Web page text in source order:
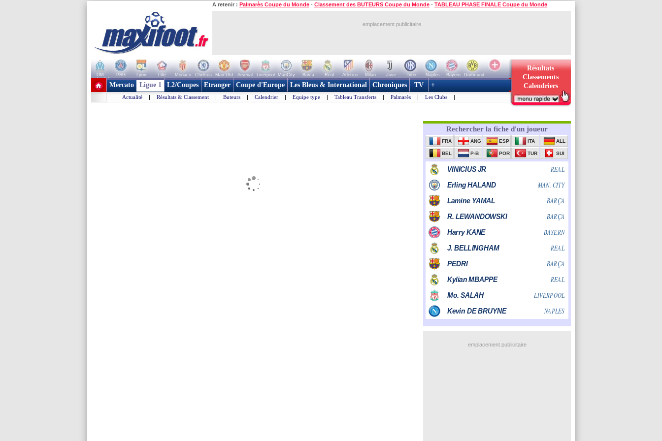
A retenir : Palmarès Coupe du Monde - Classement des BUTEURS Coupe du Monde - TABLEAU PHASE FINALE Coupe du Monde
emplacement publicitaire
OM PSG Lyon Lille Monaco Chelsea Man Utd Arsenal Liverpool ManCity Barca Real Atletico Milan Juve Inter Naples Bayern
Dortmund
+ de clubs
Résultats
Classements
Calendriers
Mercato Ligue 1 L2/Coupes Etranger Coupe d'Europe Les Bleus & International Chroniques TV +
Actualité | Résultats & Classement | Buteurs | Calendrier | Equipe type | Tableau Transferts | Palmarès | Les Clubs |
emplacement publicitaire